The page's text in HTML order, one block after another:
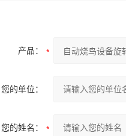
产品：
您的单位：
您的姓名：